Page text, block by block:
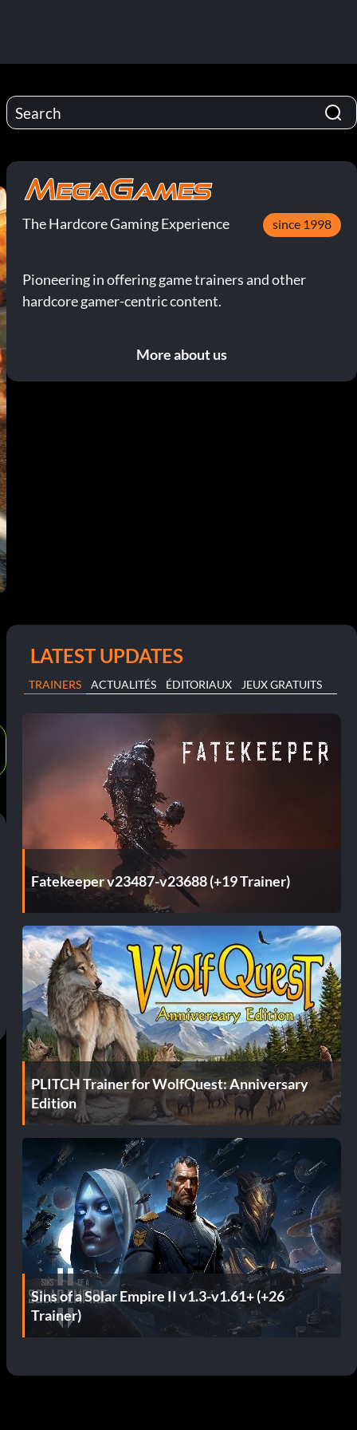
The Hardcore Gaming Experience since 1998
Pioneering in offering game trainers and other
hardcore gamer-centric content.
More about us
LATEST UPDATES
TRAINERS ACTUALITÉS ÉDITORIAUX JEUX GRATUITS
Fatekeeper v23487-v23688 (+19 Trainer)
PLITCH Trainer for WolfQuest: Anniversary
Edition
Sins of a Solar Empire II v1.3-v1.61+ (+26
Trainer)